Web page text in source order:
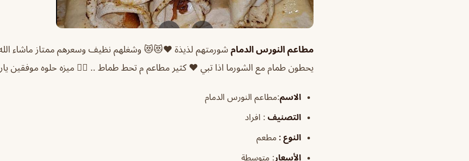
مطاعم النورس الدمام شورمتهم لذيذة ♥️😻😻 وشغلهم نظيف وسعرهم ممتاز ماشاء
يحطون طمام مع الشورما اذا تبي ♥️ كثير مطاعم م تحط طماط .. 👍🏽 ميزه حلوه موفقين
الاسم:مطاعم النورس الدمام
التصنيف : افراد
النوع : مطعم
الأسعار: متوسطة